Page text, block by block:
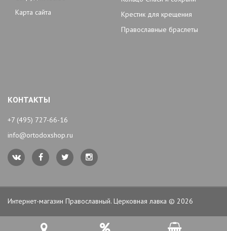
Карта сайта
Крестик для крещения
Православные браслеты
КОНТАКТЫ
+7 (495) 727-66-16
info@ortodoxshop.ru
Интернет-магазин Православный. Церковная лавка © 2026